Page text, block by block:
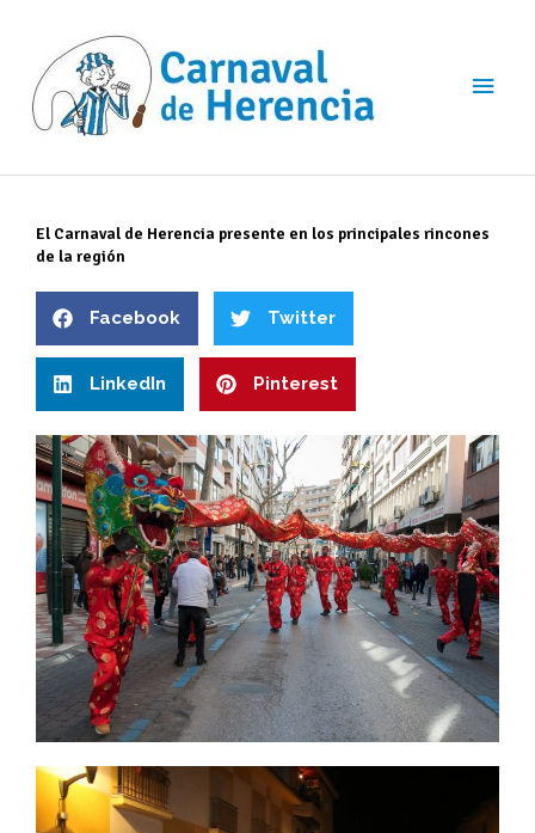
contenido
El Carnaval de Herencia presente en los principales rincones
de la región
Facebook Twitter
LinkedIn Pinterest